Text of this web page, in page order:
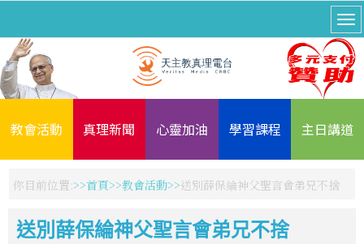
教會活動 真理新聞 心靈加油 學習課程 主日講道
你目前位置: 首頁 教會活動 送別薛保綸神父聖言會弟兄不捨
送別薛保綸神父聖言會弟兄不捨